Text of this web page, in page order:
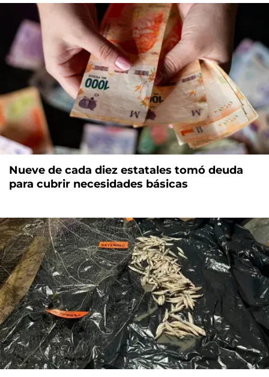
Nueve de cada diez estatales tomó deuda
para cubrir necesidades básicas